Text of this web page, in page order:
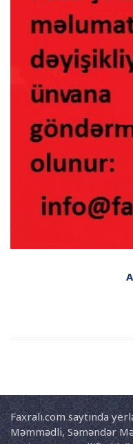
Faxralı.com saytında
Məmmədli, Səməndər